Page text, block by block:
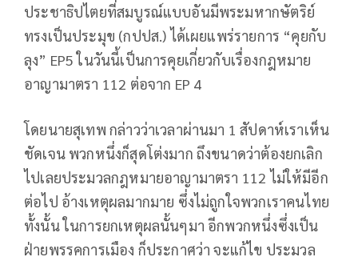
ประชาธิปไตยที่สมบูรณ์แบบอันมีพระมหากษัตริย์
ทรงเป็นประมุข (กปปส.) ได้เผยแพร่รายการ “คุยกับ
ลุง” EP5 ในวันนี้เป็นการคุยเกี่ยวกับเรื่องกฎหมาย
อาญามาตรา 112 ต่อจาก EP 4
โดยนายสุเทพ กล่าวว่าเวลาผ่านมา 1 สัปดาห์เราเห็น
ชัดเจน พวกหนึ่งก็สุดโต่งมาก ถึงขนาดว่าต้องยกเลิก
ไปเลยประมวลกฎหมายอาญามาตรา 112 ไม่ให้มีอีก
ต่อไป อ้างเหตุผลมากมาย ซึ่งไม่ถูกใจพวกเราคนไทย
ทั้งนั้น ในการยกเหตุผลนั้นๆมา อีกพวกหนึ่งซึ่งเป็น
ฝ่ายพรรคการเมือง ก็ประกาศว่า จะแก้ไข ประมวล